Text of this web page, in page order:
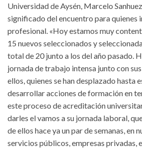
Universidad de Aysén, Marcelo
significado del encuentro para quienes
profesional. «Hoy estamos muy
15 nuevos seleccionados y
total de 20 junto a los del año pasado.
jornada de trabajo intensa junto con
ellos, quienes se han desplazado hasta
desarrollar acciones de formación en
este proceso de acreditación
darles el vamos a su jornada laboral,
de ellos hace ya un par de semanas, en
servicios públicos, empresas privadas,